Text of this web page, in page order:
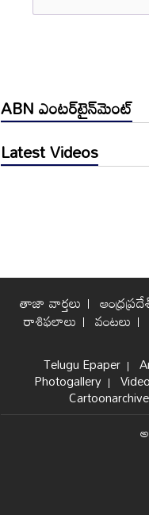
ABN ఎంటర్‌టైన్‌మెంట్
Latest Videos
తాజా వార్తలు
రాశిఫలాలు వంటలు
Telugu Epaper
Photogallery
Cartoonarchive